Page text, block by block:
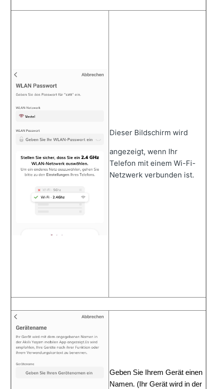
Dieser Bildschirm wird
angezeigt, wenn Ihr
Telefon mit einem Wi-Fi-
Netzwerk verbunden ist.
Geben Sie Ihrem Gerät einen
Namen. (Ihr Gerät wird in der